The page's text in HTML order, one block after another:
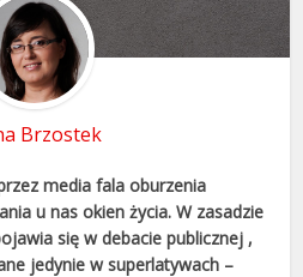
Brzostek
media fala oburzenia
u nas okien życia. W zasadzie
się w debacie publicznej ,
jedynie w superlatywach –